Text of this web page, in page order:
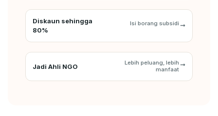
Diskaun sehingga
80%
Isi borang subsidi
Jadi Ahli NGO
Lebih peluang, lebih
manfaat